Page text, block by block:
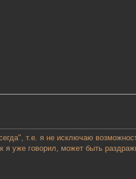
т.е. я не исключаю
я уже говорил, может быть